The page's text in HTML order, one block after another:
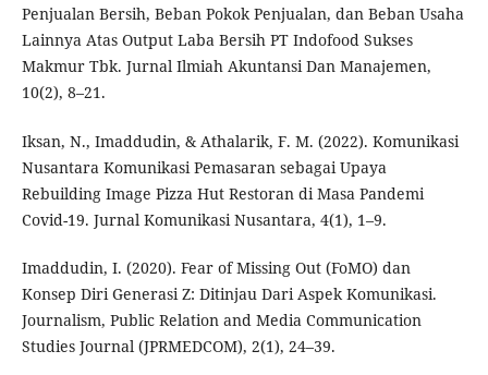
Penjualan Bersih, Beban Pokok Penjualan, dan Beban Usaha
Lainnya Atas Output Laba Bersih PT Indofood Sukses
Makmur Tbk. Jurnal Ilmiah Akuntansi Dan Manajemen,
10(2), 8–21.
Iksan, N., Imaddudin, & Athalarik, F. M. (2022). Komunikasi
Nusantara Komunikasi Pemasaran sebagai Upaya
Rebuilding Image Pizza Hut Restoran di Masa Pandemi
Covid-19. Jurnal Komunikasi Nusantara, 4(1), 1–9.
Imaddudin, I. (2020). Fear of Missing Out (FoMO) dan
Konsep Diri Generasi Z: Ditinjau Dari Aspek Komunikasi.
Journalism, Public Relation and Media Communication
Studies Journal (JPRMEDCOM), 2(1), 24–39.